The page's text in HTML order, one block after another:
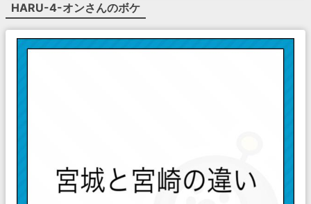
HARU-4-オンさんのボケ